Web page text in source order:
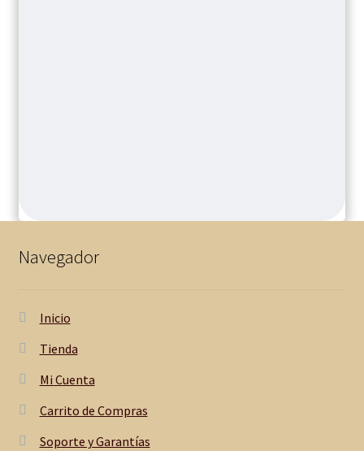
Navegador
Inicio
Tienda
Mi Cuenta
Carrito de Compras
Soporte y Garantías